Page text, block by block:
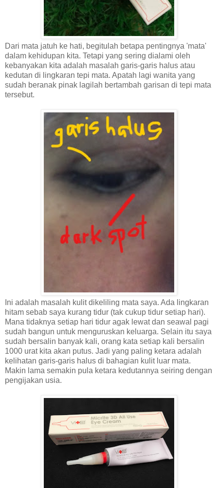
Dari mata jatuh ke hati, begitulah betapa pentingnya 'mata'
dalam kehidupan kita. Tetapi yang sering dialami oleh
kebanyakan kita adalah masalah garis-garis halus atau
kedutan di lingkaran tepi mata. Apatah lagi wanita yang
sudah beranak pinak lagilah bertambah garisan di tepi mata
tersebut.
Ini adalah masalah kulit dikeliling mata saya. Ada lingkaran
hitam sebab saya kurang tidur (tak cukup tidur setiap hari).
Mana tidaknya setiap hari tidur agak lewat dan seawal pagi
sudah bangun untuk menguruskan keluarga. Selain itu saya
sudah bersalin banyak kali, orang kata setiap kali bersalin
1000 urat kita akan putus. Jadi yang paling ketara adalah
kelihatan garis-garis halus di bahagian kulit luar mata.
Makin lama semakin pula ketara kedutannya seiring dengan
pengijakan usia.